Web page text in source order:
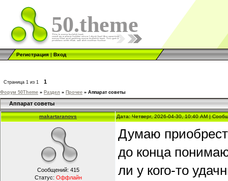
50.theme
Регистрация|Вход
Страница 1 из 1 1
Форум 50Theme » Раздел » Прочее » Аппарат советы
Аппарат советы
makartaranovs Дата: Четверг, 2026-04-30, 10:40 AM |
Сообщений: 415
Статус: Оффлайн
Думаю
до конца
ли у кого-то